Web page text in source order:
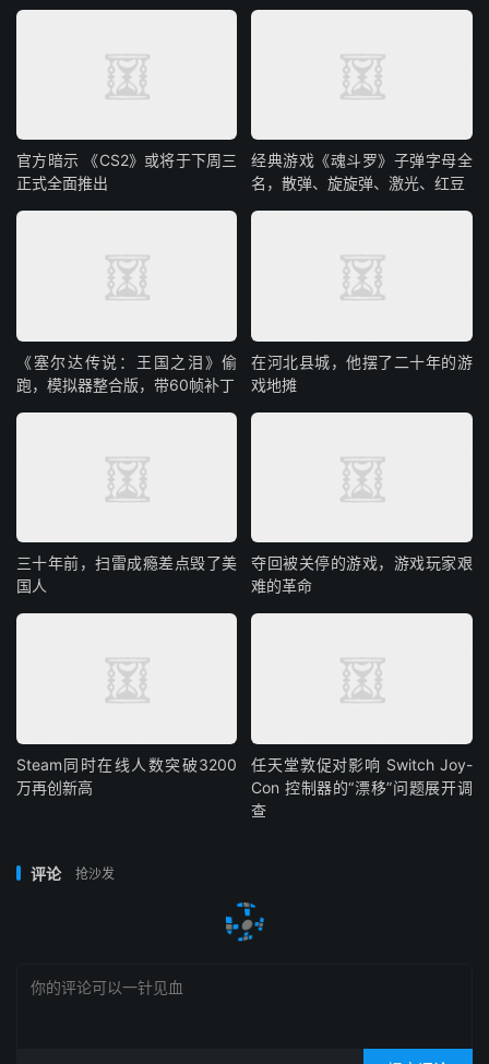
官方暗示 《CS2》或将于下周三
正式全面推出
经典游戏《魂斗罗》子弹字母全
名，散弹、旋旋弹、激光、红豆
《塞尔达传说：王国之泪》偷
跑，模拟器整合版，带60帧补丁
在河北县城，他摆了二十年的游
戏地摊
三十年前，扫雷成瘾差点毁了美
国人
夺回被关停的游戏，游戏玩家艰
难的革命
Steam同时在线人数突破3200
万再创新高
任天堂敦促对影响 Switch Joy-
Con 控制器的“漂移”问题展开调
查
评论 抢沙发